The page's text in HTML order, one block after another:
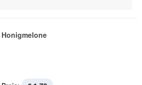
Honigmelone